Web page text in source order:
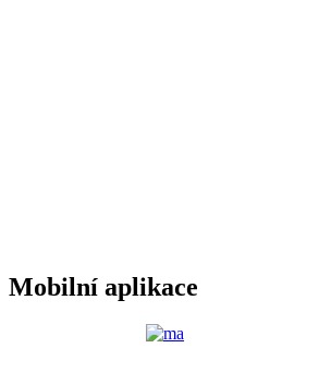
Mobilní aplikace